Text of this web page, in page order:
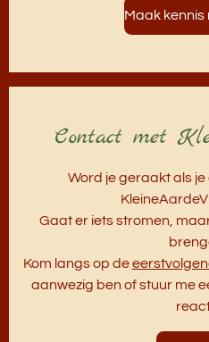
Maak kennis
Contact met
Word je geraakt als
Gaat er iets stromen,
Kom langs op de
aanwezig ben of stuur me